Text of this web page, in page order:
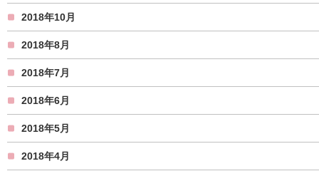
2018年10月
2018年8月
2018年7月
2018年6月
2018年5月
2018年4月